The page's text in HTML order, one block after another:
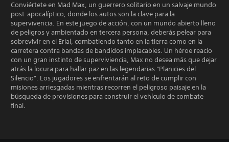
Conviértete en Mad Max, un guerrero solitario en un salvaje mundo
post-apocalíptico, donde los autos son la clave para la
supervivencia. En este juego de acción, con un mundo abierto lleno
de peligros y ambientado en tercera persona, deberás pelear para
sobrevivir en el Erial, combatiendo tanto en la tierra como en la
carretera contra bandas de bandidos implacables. Un héroe reacio
con un gran instinto de superviviencia, Max no desea más que dejar
atrás la locura para hallar paz en las legendarias “Planicies del
Silencio”. Los jugadores se enfrentarán al reto de cumplir con
misiones arriesgadas mientras recorren el peligroso paisaje en la
búsqueda de provisiones para construir el vehículo de combate
final.